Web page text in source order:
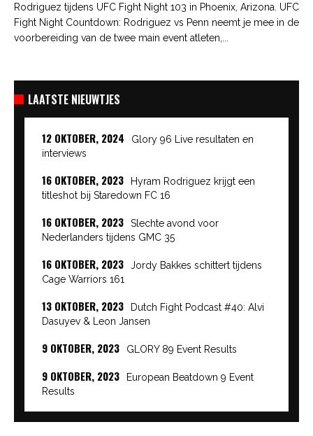
Rodriguez tijdens UFC Fight Night 103 in Phoenix, Arizona. UFC
Fight Night Countdown: Rodriguez vs Penn neemt je mee in de
voorbereiding van de twee main event atleten,...
LAATSTE NIEUWTJES
12 OKTOBER, 2024
Glory 96 Live resultaten en
interviews
16 OKTOBER, 2023
Hyram Rodriguez krijgt een
titleshot bij Staredown FC 16
16 OKTOBER, 2023
Slechte avond voor
Nederlanders tijdens GMC 35
16 OKTOBER, 2023
Jordy Bakkes schittert tijdens
Cage Warriors 161
13 OKTOBER, 2023
Dutch Fight Podcast #40: Alvi
Dasuyev & Leon Jansen
9 OKTOBER, 2023 GLORY 89 Event Results
9 OKTOBER, 2023
European Beatdown 9 Event
Results